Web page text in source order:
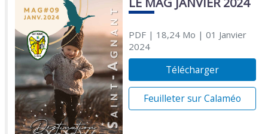
PDF| 18,24 Mo | 01 Janvier
2024
Télécharger
Feuilleter sur Calaméo